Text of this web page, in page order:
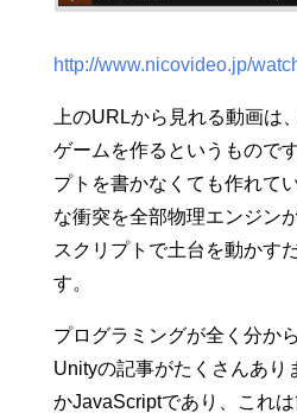
http://www.nicovideo.jp/
上のURLから見れる動画は
ゲームを作るというもので
プトを書かなくても作れて
な衝突を全部物理エンジン
スクリプトで土台を動かす
す。
プログラミングが全く分か
Unityの記事がたくさんあり
かJavaScriptであり、これ